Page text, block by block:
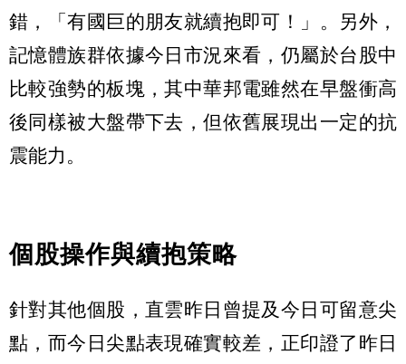
錯，「有國巨的朋友就續抱即可！」。另外，
記憶體族群依據今日市況來看，仍屬於台股中
比較強勢的板塊，其中華邦電雖然在早盤衝高
後同樣被大盤帶下去，但依舊展現出一定的抗
震能力。
個股操作與續抱策略
針對其他個股，直雲昨日曾提及今日可留意尖
點，而今日尖點表現確實較差，正印證了昨日